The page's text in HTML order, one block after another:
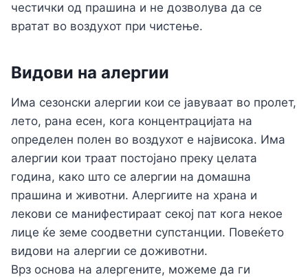
честички од прашина и не дозволува да се
вратат во воздухот при чистење.
Видови на алергии
Има сезонски алергии кои се јавуваат во пролет,
лето, рана есен, кога концентрацијата на
определен полен во воздухот е највисока. Има
алергии кои траат постојано преку целата
година, како што се алергии на домашна
прашина и животни. Алергиите на храна и
лекови се манифестираат секој пат кога некое
лице ќе земе соодветни супстанции. Повеќето
видови на алергии се доживотни.
Врз основа на алергените, можеме да ги